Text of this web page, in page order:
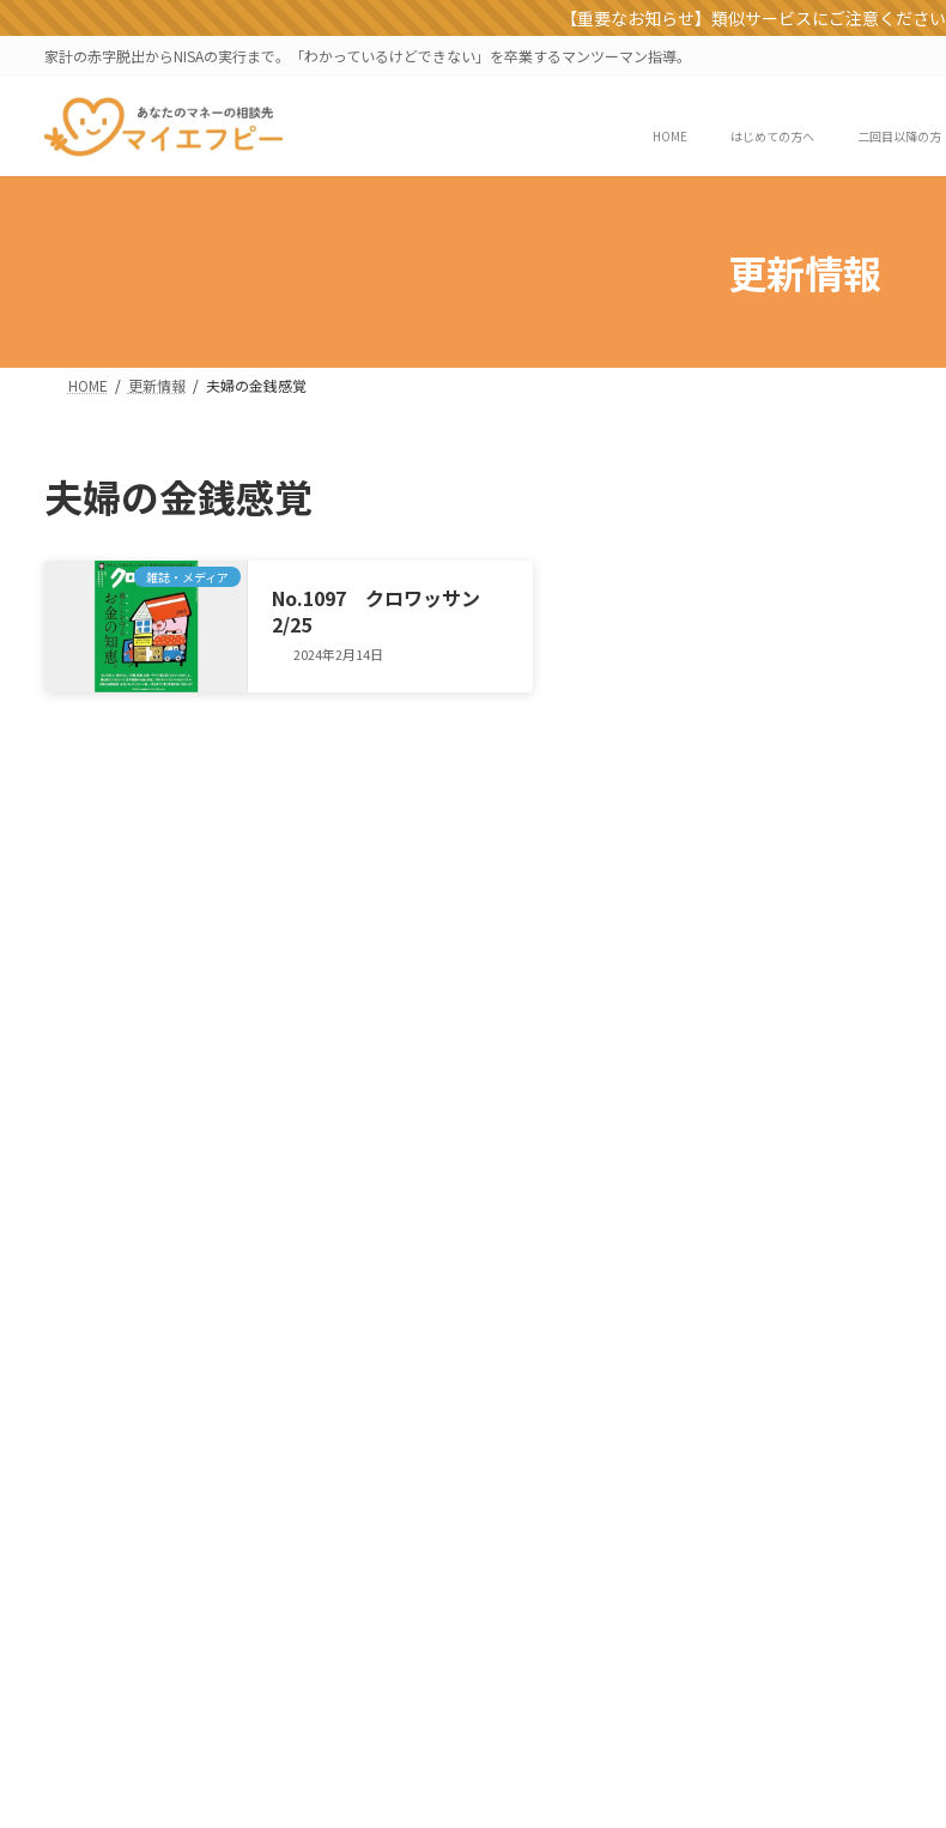
ン
ス
ビ
ン
【重要なお知らせ】類似サービスにご注意ください
家計の赤字脱出からNISAの実行まで。「わかっているけどできない」を卒業するマンツーマン指導。
HOME はじめての方へ 二回目以降の方
更新情報
HOME 更新情報 夫婦の金銭感覚
夫婦の金銭感覚
雑誌・メディア
No.1097 クロワッサン
2/25
2024年2月14日